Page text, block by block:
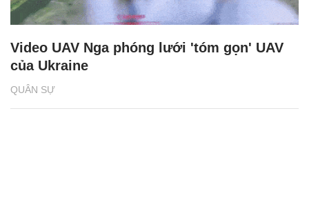
QUÂN SỰ
Video UAV Nga phóng lưới 'tóm gọn' UAV
của Ukraine